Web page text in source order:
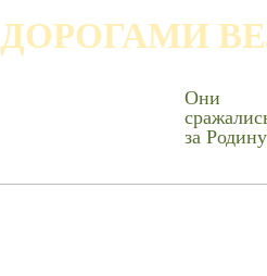
ДОРОГАМИ
Они
за Родину